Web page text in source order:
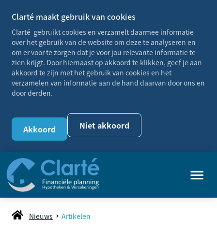
Clarté maakt gebruik van cookies
Clarté gebruikt cookies en verzamelt daarmee informatie
over het gebruik van de website om deze te analyseren en
om er voor te zorgen dat je voor jou relevante informatie te
zien krijgt. Door hiernaast op akkoord te klikken, geef je aan
akkoord te zijn met het gebruik van cookies en het
verzamelen van informatie aan de hand daarvan door ons en
door derden.
Akkoord Niet akkoord
Nieuws Artikelen